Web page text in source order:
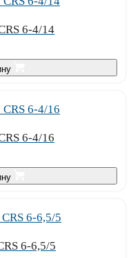
6-4/14
6-4/16
6-6,5/5